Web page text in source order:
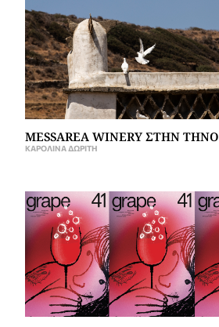
MESSAREA WINERY ΣΤΗΝ ΤΗΝΟ
ΚΑΡΟΛΊΝΑ ΔΩΡΊΤΗ